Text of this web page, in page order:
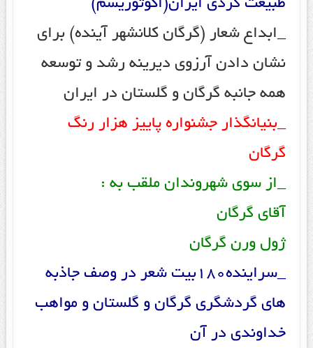
طبیعت گردی ایران(اکوتوریسم)
_ابداع شعار (گرگان کلانشهر آینده) برای
نشان دادن آرزوی دیرینه رشد و توسعه
همه جانبه گرگان و گلستان در ایران
_بنیانگذار جشنواره پاییز هزار رنگ
گرگان
_از سوی شهروندان ملقب به :
آقای گرگان
ژول ورن گرگان
_سراینده180بیت شعر در وصف جاذبه
های گردشگری گرگان و گلستان و مواهب
خداوندی در آن